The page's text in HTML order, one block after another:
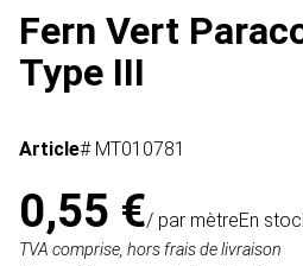
Fern Vert
Type III
Article# MT010781
0,55 €/ par mètreEn
TVA comprise, hors frais de livraison